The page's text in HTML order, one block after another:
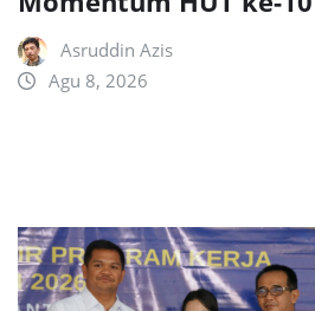
Asruddin Azis
Agu 8, 2026